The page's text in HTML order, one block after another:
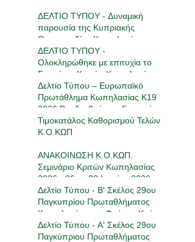
ΔΕΛΤΙΟ ΤΥΠΟΥ - Δυναμική
παρουσία της Κυπριακής
Ομοσπονδίας Κωπηλασίας στην
18η Πανελλήνια Συνάντηση
Ανάπτυξης
ΔΕΛΤΙΟ ΤΥΠΟΥ -
Ολοκληρώθηκε με επιτυχία το
Σεμινάριο Κριτών Κωπηλασίας
2026
Δελτίο Τύπου – Ευρωπαϊκό
Πρωτάθλημα Κωπηλασίας Κ19
2026 Βραδεμβούργο, Γερμανία |
23-24 Μαΐου 2026
Τιμοκατάλος Καθορισμού Τελών
Κ.Ο.ΚΩΠ
ΑΝΑΚΟΙΝΩΣΗ Κ.Ο.ΚΩΠ.
Σεμινάριο Κριτών Κωπηλασίας
2026 - 26 με 28 Ιουνίου 2026
Δελτίο Τύπου - Β' Σκέλος 29ου
Παγκυπρίου Πρωταθλήματος
Κωπηλασίας στο Φράγμα Κούρη
16-17/05/2026
Δελτίο Τύπου - Α' Σκέλος 29ου
Παγκύπριου Πρωταθλήματος